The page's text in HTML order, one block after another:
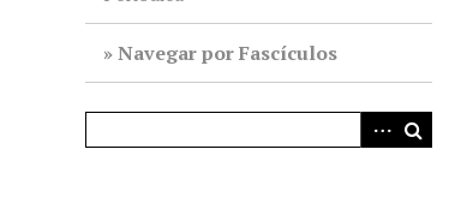
Navegar por Fascículos